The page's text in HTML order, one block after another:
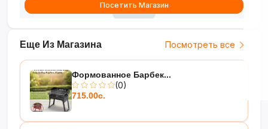
Еще Из Магазина Посмотреть все
Формованное Барбек...
(0)
715.00с.
Посетить Магазин